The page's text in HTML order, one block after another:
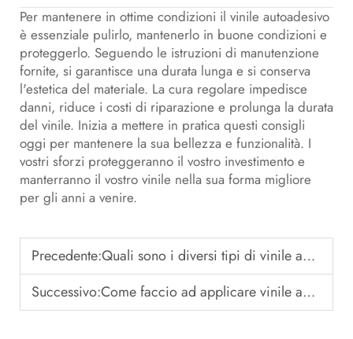
Per mantenere in ottime condizioni il vinile autoadesivo
è essenziale pulirlo, mantenerlo in buone condizioni e
proteggerlo. Seguendo le istruzioni di manutenzione
fornite, si garantisce una durata lunga e si conserva
l'estetica del materiale. La cura regolare impedisce
danni, riduce i costi di riparazione e prolunga la durata
del vinile. Inizia a mettere in pratica questi consigli
oggi per mantenere la sua bellezza e funzionalità. I
vostri sforzi proteggeranno il vostro investimento e
manterranno il vostro vinile nella sua forma migliore
per gli anni a venire.
Precedente:Quali sono i diversi tipi di vinile autoadesivo e le loro applicazioni?
Successivo:Come faccio ad applicare vinile autoadesivo per una finitura senza bolle?